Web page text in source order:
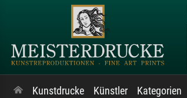
Kunstdrucke Künstler Kategorien